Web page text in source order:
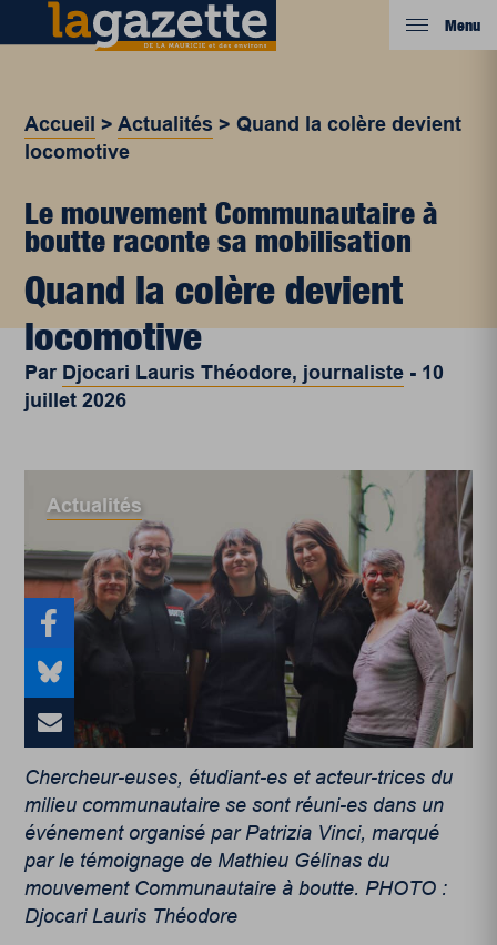
Menu
Accueil >Actualités >Quand la colère devient
locomotive
Le mouvement Communautaire à
boutte raconte sa mobilisation
Quand la colère devient
locomotive
Par Djocari Lauris Théodore, journaliste - 10
juillet 2026
Actualités
Chercheur-euses, étudiant-es et acteur-trices du
milieu communautaire se sont réuni-es dans un
événement organisé par Patrizia Vinci, marqué
par le témoignage de Mathieu Gélinas du
mouvement Communautaire à boutte. PHOTO :
Djocari Lauris Théodore